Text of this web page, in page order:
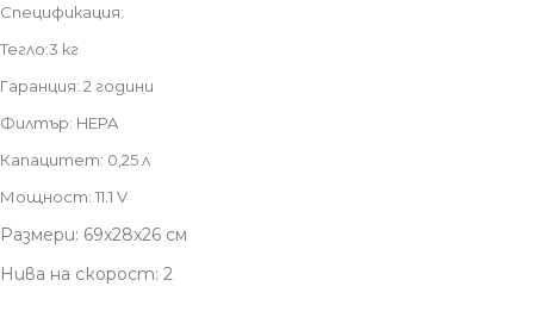
Спецификация:
Тегло:3 кг
Гаранция: 2 години
Филтър: HEPA
Капацитет: 0,25 л
Мощност: 11.1 V
Размери: 69x28x26 см
Нива на скорост: 2